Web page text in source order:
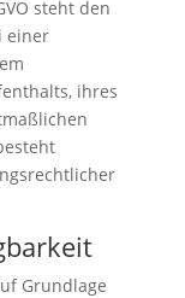
steht den
einer
ihres
Grundlage